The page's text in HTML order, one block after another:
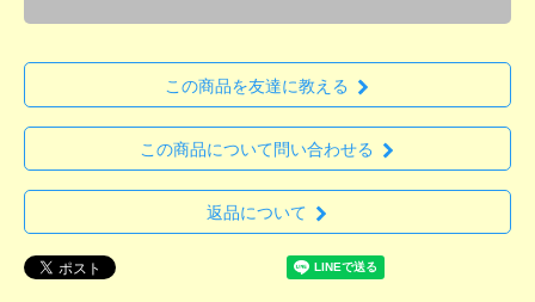
この商品を友達に教える
この商品について問い合わせる
返品について